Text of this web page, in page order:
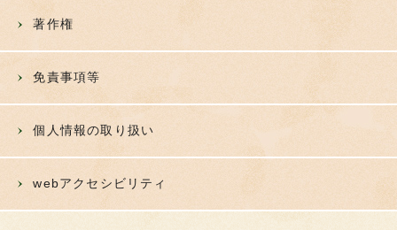
著作権
免責事項等
個人情報の取り扱い
webアクセシビリティ